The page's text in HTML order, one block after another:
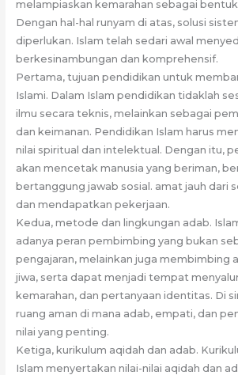
melampiaskan kemarahan sebagai
Dengan hal-hal runyam di atas, solusi
diperlukan. Islam telah sedari awal
berkesinambungan dan komprehensif.
Pertama, tujuan pendidikan untuk
Islami. Dalam Islam pendidikan tidaklah
ilmu secara teknis, melainkan sebagai
dan keimanan. Pendidikan Islam harus
nilai spiritual dan intelektual. Dengan itu,
akan mencetak manusia yang beriman,
bertanggung jawab sosial. amat jauh dari
dan mendapatkan pekerjaan.
Kedua, metode dan lingkungan adab.
adanya peran pembimbing yang bukan
pengajaran, melainkan juga membimbing
jiwa, serta dapat menjadi tempat
kemarahan, dan pertanyaan identitas. Di
ruang aman di mana adab, empati, dan
nilai yang penting.
Ketiga, kurikulum aqidah dan adab.
Islam menyertakan nilai-nilai aqidah dan